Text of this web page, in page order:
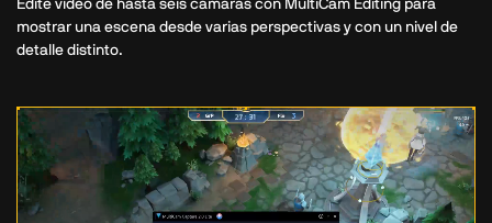
Edite vídeo de hasta seis cámaras con MultiCam Editing para
mostrar una escena desde varias perspectivas y con un nivel de
detalle distinto.